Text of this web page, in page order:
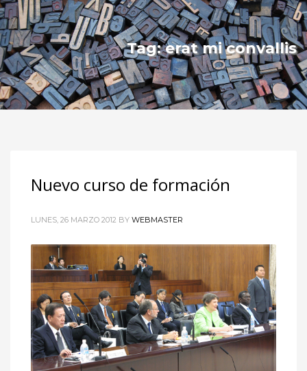
Tag: erat mi convallis
Nuevo curso de formación
LUNES, 26 MARZO 2012 BY WEBMASTER